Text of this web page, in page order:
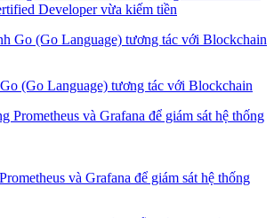
Developer vừa kiếm tiền
(Go Language) tương tác với Blockchain
và Grafana để giám sát hệ thống